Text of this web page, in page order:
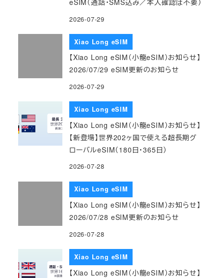
eSIM（通話・SMS込み／本人確認は不要）
2026-07-29
Xiao Long eSIM
【Xiao Long eSIM（小龍eSIM）お知らせ】
2026/07/29 eSIM更新のお知らせ
2026-07-29
Xiao Long eSIM
【Xiao Long eSIM（小龍eSIM）お知らせ】
【新登場】世界202ヶ国で使える超長期グ
ローバルeSIM（180日・365日）
2026-07-28
Xiao Long eSIM
【Xiao Long eSIM（小龍eSIM）お知らせ】
2026/07/28 eSIM更新のお知らせ
2026-07-28
Xiao Long eSIM
【Xiao Long eSIM（小龍eSIM）お知らせ】